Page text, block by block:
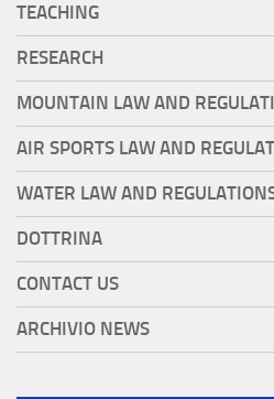
TEACHING
RESEARCH
MOUNTAIN LAW AND
AIR SPORTS LAW AND
WATER LAW AND
DOTTRINA
CONTACT US
ARCHIVIO NEWS